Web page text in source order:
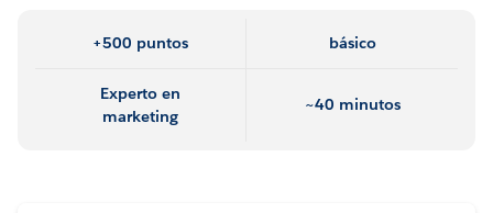
+500 puntos básico
Experto en
marketing
~40 minutos